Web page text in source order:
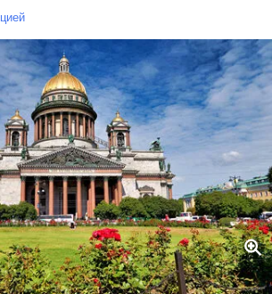
в Санкт-Петербурге - вопрос, который